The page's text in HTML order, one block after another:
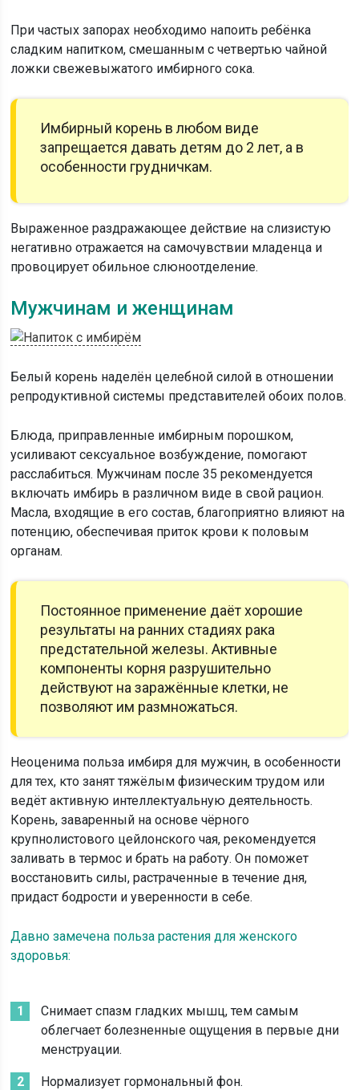
При частых запорах необходимо напоить ребёнка
сладким напитком, смешанным с четвертью чайной
ложки свежевыжатого имбирного сока.
Имбирный корень в любом виде
запрещается давать детям до 2 лет, а в
особенности грудничкам.
Выраженное раздражающее действие на слизистую
негативно отражается на самочувствии младенца и
провоцирует обильное слюноотделение.
Мужчинам и женщинам
Белый корень наделён целебной силой в отношении
репродуктивной системы представителей обоих полов.
Блюда, приправленные имбирным порошком,
усиливают сексуальное возбуждение, помогают
расслабиться. Мужчинам после 35 рекомендуется
включать имбирь в различном виде в свой рацион.
Масла, входящие в его состав, благоприятно влияют на
потенцию, обеспечивая приток крови к половым
органам.
Постоянное применение даёт хорошие
результаты на ранних стадиях рака
предстательной железы. Активные
компоненты корня разрушительно
действуют на заражённые клетки, не
позволяют им размножаться.
Неоценима польза имбиря для мужчин, в особенности
для тех, кто занят тяжёлым физическим трудом или
ведёт активную интеллектуальную деятельность.
Корень, заваренный на основе чёрного
крупнолистового цейлонского чая, рекомендуется
заливать в термос и брать на работу. Он поможет
восстановить силы, растраченные в течение дня,
придаст бодрости и уверенности в себе.
Давно замечена польза растения для женского
здоровья:
Снимает спазм гладких мышц, тем самым
облегчает болезненные ощущения в первые дни
менструации.
Нормализует гормональный фон.